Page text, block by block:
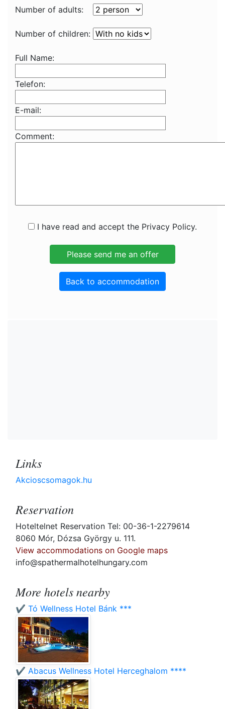
Number of adults:
Number of children:
Full Name:
Telefon:
E-mail:
Comment:
I have read and accept the Privacy Policy.
Back to accommodation
Links
Akcioscsomagok.hu
Reservation
Hoteltelnet Reservation Tel: 00-36-1-2279614
8060 Mór, Dózsa György u. 111.
View accommodations on Google maps
info@spathermalhotelhungary.com
More hotels nearby
✔️ Tó Wellness Hotel Bánk ***
✔️ Abacus Wellness Hotel Herceghalom ****